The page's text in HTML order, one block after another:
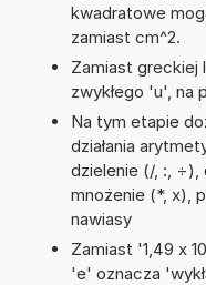
kwadratowe
zamiast cm^2.
Zamiast
zwykłego 'u', na
Na tym etapie
działania
dzielenie (/, :, ÷),
mnożenie (*, x),
nawiasy
Zamiast '1,49 x
'e' oznacza